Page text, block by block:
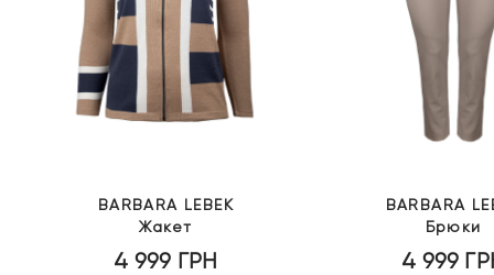
BARBARA LEBEK
Жакет
4 999 ГРН
BARBARA
Брюки
4 999